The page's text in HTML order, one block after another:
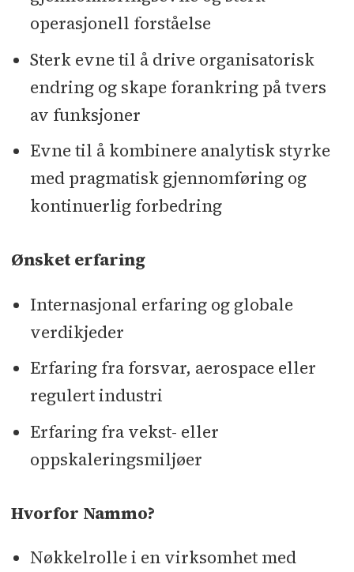
operasjonell forståelse
Sterk evne til å drive organisatorisk
endring og skape forankring på tvers
av funksjoner
Evne til å kombinere analytisk styrke
med pragmatisk gjennomføring og
kontinuerlig forbedring
Ønsket erfaring
Internasjonal erfaring og globale
verdikjeder
Erfaring fra forsvar, aerospace eller
regulert industri
Erfaring fra vekst- eller
oppskaleringsmiljøer
Hvorfor Nammo?
Nøkkelrolle i en virksomhet med